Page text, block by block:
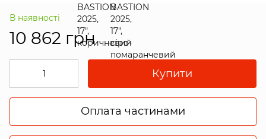
В наявності
10 862 грн
Купити
Оплата частинами